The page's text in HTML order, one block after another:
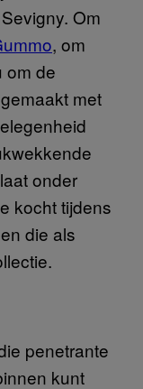
Om
, om
om de
met
onder
kocht tijdens
die als
penetrante
kunt